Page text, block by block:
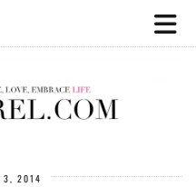
3, 2014